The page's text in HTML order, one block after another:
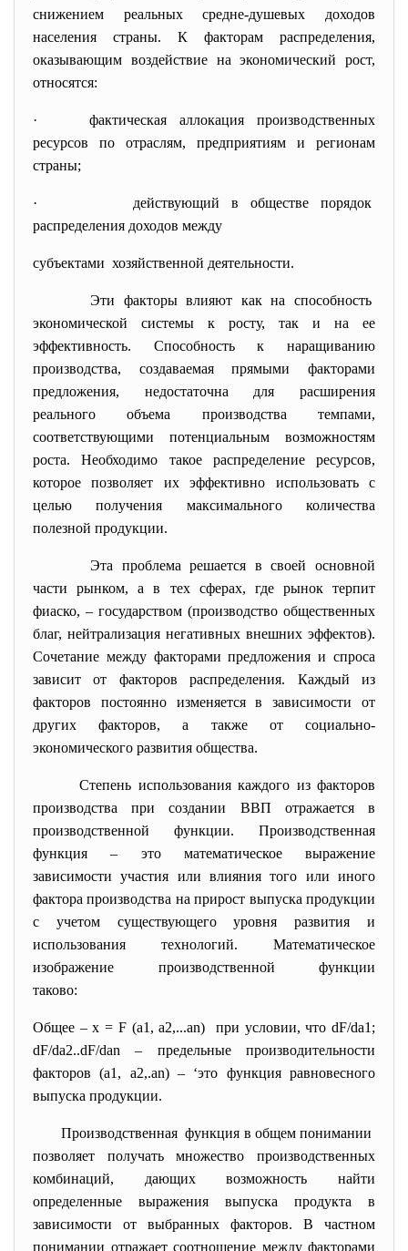
снижением реальных средне-душевых доходов
населения страны. К факторам распределения,
оказывающим воздействие на экономический рост,
относятся:
· фактическая аллокация производственных
ресурсов по отраслям, предприятиям и регионам
страны;
· действующий в обществе порядок
распределения доходов между
субъектами хозяйственной деятельности.
Эти факторы влияют как на способность
экономической системы к росту, так и на ее
эффективность. Способность к наращиванию
производства, создаваемая прямыми факторами
предложения, недостаточна для расширения
реального объема производства темпами,
соответствующими потенциальным возможностям
роста. Необходимо такое распределение ресурсов,
которое позволяет их эффективно использовать с
целью получения максимального количества
полезной продукции.
Эта проблема решается в своей основной
части рынком, а в тех сферах, где рынок терпит
фиаско, – государством (производство общественных
благ, нейтрализация негативных внешних эффектов).
Сочетание между факторами предложения и спроса
зависит от факторов распределения. Каждый из
факторов постоянно изменяется в зависимости от
других факторов, а также от социально-
экономического развития общества.
Степень использования каждого из факторов
производства при создании ВВП отражается в
производственной функции. Производственная
функция – это математическое выражение
зависимости участия или влияния того или иного
фактора производства на прирост выпуска продукции
с учетом существующего уровня развития и
использования технологий. Математическое
изображение производственной функции
таково:
Общее – x = F (a1, a2,...an) при условии, что dF/da1;
dF/da2..dF/dan – предельные производительности
факторов (а1, а2,.аn) – ‘это функция равновесного
выпуска продукции.
Производственная функция в общем понимании
позволяет получать множество производственных
комбинаций, дающих возможность найти
определенные выражения выпуска продукта в
зависимости от выбранных факторов. В частном
понимании отражает соотношение между факторами